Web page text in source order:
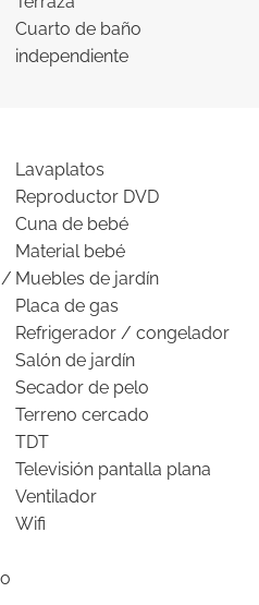
Cuarto de baño
independiente
/
Lavaplatos
Reproductor DVD
Cuna de bebé
Material bebé
Muebles de jardín
Placa de gas
Refrigerador / congelador
Salón de jardín
Secador de pelo
Terreno cercado
TDT
Televisión pantalla plana
Ventilador
Wifi